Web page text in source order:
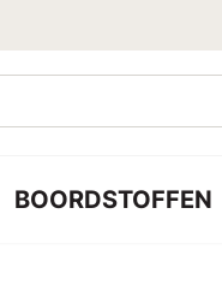
BOORDSTOFFEN